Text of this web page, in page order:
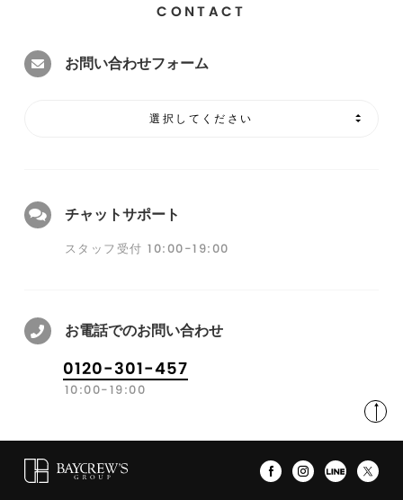
CONTACT
お問い合わせフォーム
選択してください
チャットサポート
スタッフ受付 10:00-19:00
お電話でのお問い合わせ
0120-301-457
10:00-19:00